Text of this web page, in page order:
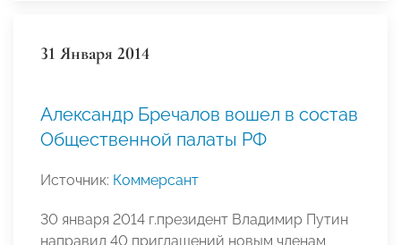
31 Января 2014
Александр Бречалов вошел в состав
Общественной палаты РФ
Источник: Коммерсант
30 января 2014 г.президент Владимир Путин
направил 40 приглашений новым членам